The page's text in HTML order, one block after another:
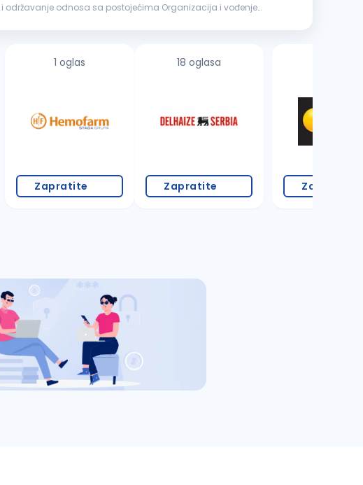
održavanje odnosa sa postojećima Organizacija i vođenje
1 oglas
Zapratite
18 oglasa
Zapratite Zapratite